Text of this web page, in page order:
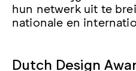
hun netwerk uit te
nationale en
Dutch Design